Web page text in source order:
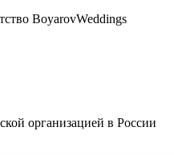
BoyarovWeddings
организацией в России